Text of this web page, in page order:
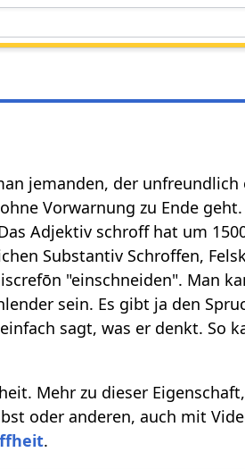
jemanden, der
Vorwarnung zu Ende
Adjektiv schroff hat um
Substantiv Schroffen,
"einschneiden". Man
sein. Es gibt ja den
sagt, was er denkt. So
Mehr zu dieser
oder anderen, auch mit
.